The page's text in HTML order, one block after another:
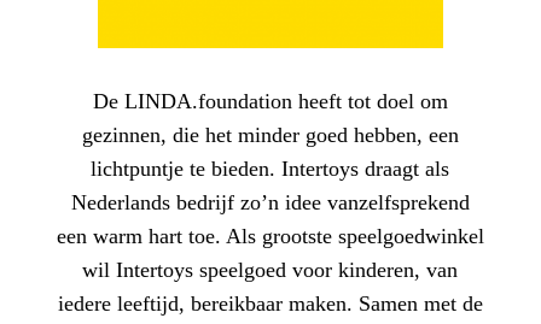
De LINDA.foundation heeft tot doel om
gezinnen, die het minder goed hebben, een
lichtpuntje te bieden. Intertoys draagt als
Nederlands bedrijf zo’n idee vanzelfsprekend
een warm hart toe. Als grootste speelgoedwinkel
wil Intertoys speelgoed voor kinderen, van
iedere leeftijd, bereikbaar maken. Samen met de